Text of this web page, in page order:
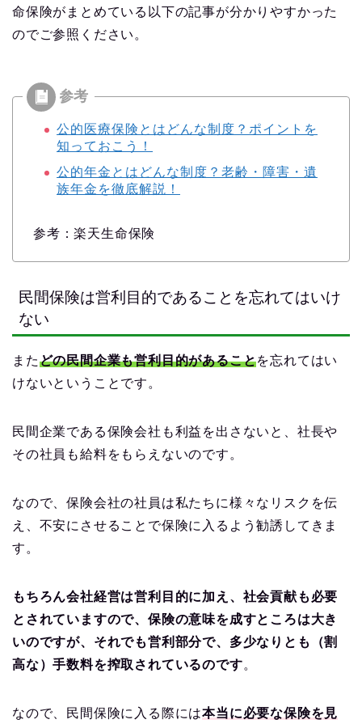
命保険がまとめている以下の記事が分かりやすかった
のでご参照ください。
公的医療保険とはどんな制度？ポイントを
知っておこう！
公的年金とはどんな制度？老齢・障害・遺
族年金を徹底解説！
参考：楽天生命保険
民間保険は営利目的であることを忘れてはいけ
ない
またどの民間企業も営利目的があることを忘れてはい
けないということです。
民間企業である保険会社も利益を出さないと、社長や
その社員も給料をもらえないのです。
なので、保険会社の社員は私たちに様々なリスクを伝
え、不安にさせることで保険に入るよう勧誘してきま
す。
もちろん会社経営は営利目的に加え、社会貢献も必要
とされていますので、保険の意味を成すところは大き
いのですが、それでも営利部分で、多少なりとも（割
高な）手数料を搾取されているのです。
なので、民間保険に入る際には本当に必要な保険を見